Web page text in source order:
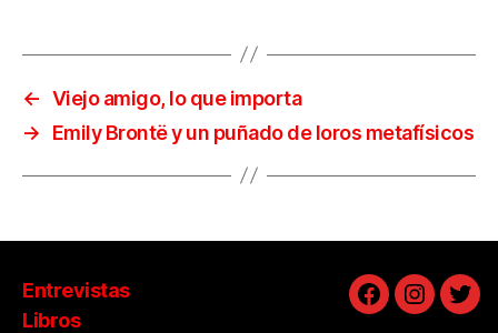
← Viejo amigo, lo que importa
→
Emily Brontë y un puñado de loros metafísicos
Entrevistas
Libros
Facebook